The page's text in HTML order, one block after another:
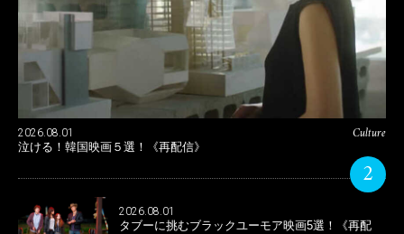
Culture
2026.08.01
泣ける！韓国映画５選！《再配信》
2
2026.08.01
タブーに挑むブラックユーモア映画5選！《再配